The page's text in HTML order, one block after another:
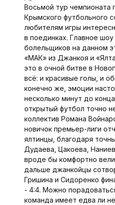
Восьмой тур чемпионата
Крымского футбольного
любителям игры
в поединках. Главное
болельщиков на данном
«МАК» из Джанкоя и
это в очной битве в
всё: и красивые голы, и
конечно же, эмоции
несколько минут до
открытый футбол точно
коллектив Романа
новичок премьер-лиги
ялтинцы, благодаря
Дудаева, Цакоева,
вроде бы комфортно
дальше джанкойцы
Гришина и Сидоренко
- 4:4. Можно
команда имеет едва ли